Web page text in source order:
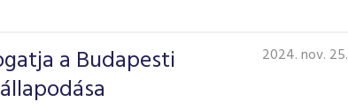
a Budapesti
2024. nov. 25.